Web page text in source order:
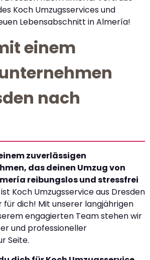
Koch Umzugsservices und
Lebensabschnitt in Almería!
einem
nach
zuverlässigen
das deinen Umzug von
reibungslos und stressfrei
Koch Umzugsservice aus Dresden
dich! Mit unserer langjährigen
engagierten Team stehen wir
und professioneller
Seite.